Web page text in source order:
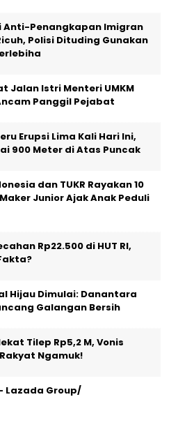
Anti-Penangkapan Imigran
Polisi Dituding Gunakan
Jalan Istri Menteri UMKM
Panggil Pejabat
Erupsi Lima Kali Hari Ini,
900 Meter di Atas Puncak
dan TUKR Rayakan 10
Junior Ajak Anak Peduli
Rp22.500 di HUT RI,
Hijau Dimulai: Danantara
Galangan Bersih
Tilep Rp5,2 M, Vonis
Ngamuk!
— Lazada Group/